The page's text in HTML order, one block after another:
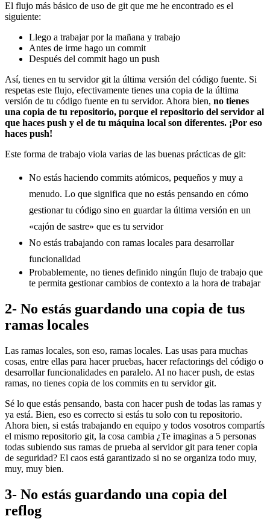
El flujo más básico de uso de git que me he encontrado es el
siguiente:
Llego a trabajar por la mañana y trabajo
Antes de irme hago un commit
Después del commit hago un push
Así, tienes en tu servidor git la última versión del código fuente. Si
respetas este flujo, efectivamente tienes una copia de la última
versión de tu código fuente en tu servidor. Ahora bien, no tienes
una copia de tu repositorio, porque el repositorio del servidor al
que haces push y el de tu máquina local son diferentes. ¡Por eso
haces push!
Este forma de trabajo viola varias de las buenas prácticas de git:
No estás haciendo commits atómicos, pequeños y muy a
menudo. Lo que significa que no estás pensando en cómo
gestionar tu código sino en guardar la última versión en un
«cajón de sastre» que es tu servidor
No estás trabajando con ramas locales para desarrollar
funcionalidad
Probablemente, no tienes definido ningún flujo de trabajo que
te permita gestionar cambios de contexto a la hora de trabajar
2- No estás guardando una copia de tus
ramas locales
Las ramas locales, son eso, ramas locales. Las usas para muchas
cosas, entre ellas para hacer pruebas, hacer refactorings del código o
desarrollar funcionalidades en paralelo. Al no hacer push, de estas
ramas, no tienes copia de los commits en tu servidor git.
Sé lo que estás pensando, basta con hacer push de todas las ramas y
ya está. Bien, eso es correcto si estás tu solo con tu repositorio.
Ahora bien, si estás trabajando en equipo y todos vosotros compartís
el mismo repositorio git, la cosa cambia ¿Te imaginas a 5 personas
todas subiendo sus ramas de prueba al servidor git para tener copia
de seguridad? El caos está garantizado si no se organiza todo muy,
muy, muy bien.
3- No estás guardando una copia del
reflog